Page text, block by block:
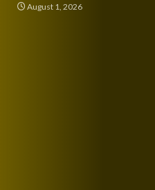
August 1, 2026